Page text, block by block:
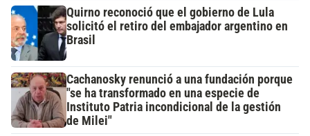
Quirno reconoció que el gobierno de Lula
solicitó el retiro del embajador argentino en
Brasil
Cachanosky renunció a una fundación porque
"se ha transformado en una especie de
Instituto Patria incondicional de la gestión
de Milei"